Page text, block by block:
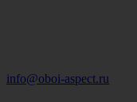
info@oboi-aspect.ru